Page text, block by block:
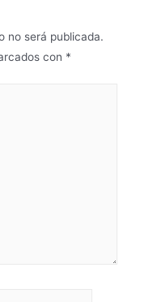
no será publicada.
con *